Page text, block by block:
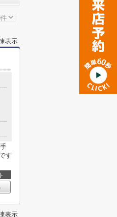
表示
す
表示